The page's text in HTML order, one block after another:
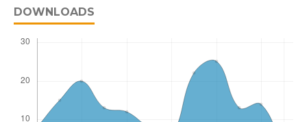
DOWNLOADS